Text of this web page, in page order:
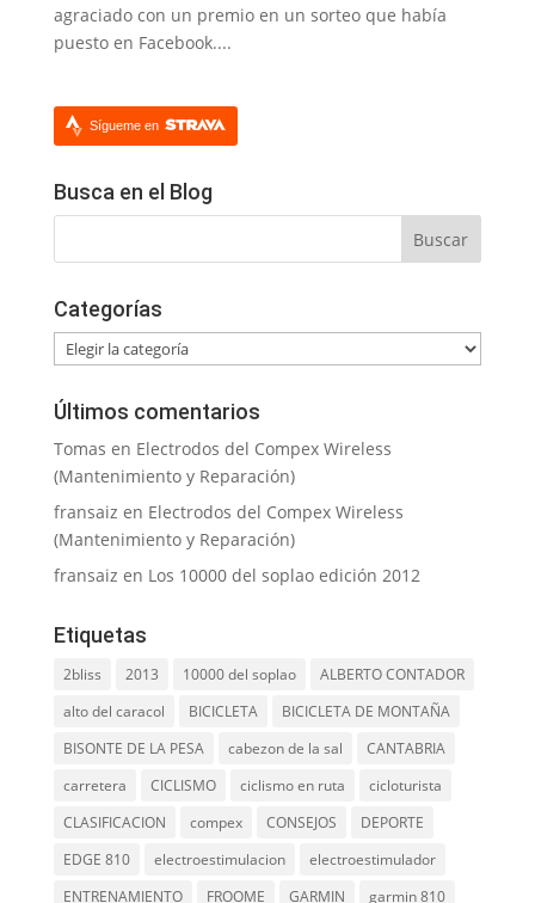
agraciado con un premio en un sorteo que había
puesto en Facebook....
Sígueme en
Busca en el Blog
Categorías
Categorías
Últimos comentarios
Tomas en Electrodos del Compex Wireless
(Mantenimiento y Reparación)
fransaiz en Electrodos del Compex Wireless
(Mantenimiento y Reparación)
fransaiz en Los 10000 del soplao edición 2012
Etiquetas
2bliss 2013 10000 del soplao
ALBERTO CONTADOR
alto del caracol
BICICLETA
BICICLETA DE MONTAÑA
BISONTE DE LA PESA
cabezon de la sal
CANTABRIA
carretera
CICLISMO ciclismo en ruta
cicloturista
CLASIFICACION
compex CONSEJOS
DEPORTE
EDGE 810
electroestimulacion
electroestimulador
ENTRENAMIENTO
FROOME GARMIN garmin 810